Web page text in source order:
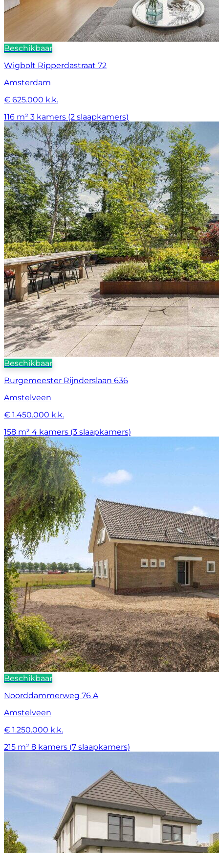
Beschikbaar
Wigbolt Ripperdastraat 72
Amsterdam
€ 625.000 k.k.
116 m² 3 kamers (2 slaapkamers)
Beschikbaar
Burgemeester Rijnderslaan 636
Amstelveen
€ 1.450.000 k.k.
158 m² 4 kamers (3 slaapkamers)
Beschikbaar
Noorddammerweg 76 A
Amstelveen
€ 1.250.000 k.k.
215 m² 8 kamers (7 slaapkamers)